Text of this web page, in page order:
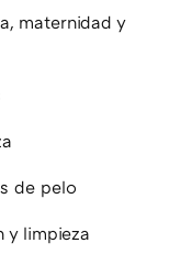
maternidad y
de pelo
y limpieza